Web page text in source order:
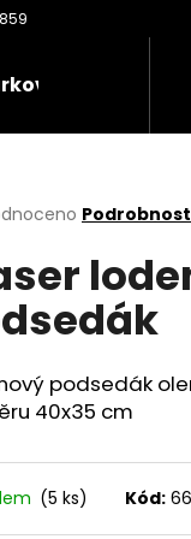
poukazy
podsedák
40x35 cm
(5 ks) Kód: